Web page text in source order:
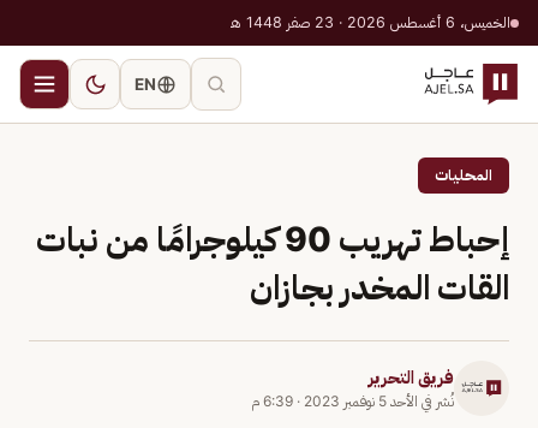
الخميس، 6 أغسطس 2026 · 23 صفر 1448 هـ
EN
المحليات
إحباط تهريب 90 كيلوجرامًا من نبات
القات المخدر بجازان
فريق التحرير
نُشر في الأحد 5 نوفمبر 2023 · 6:39 م